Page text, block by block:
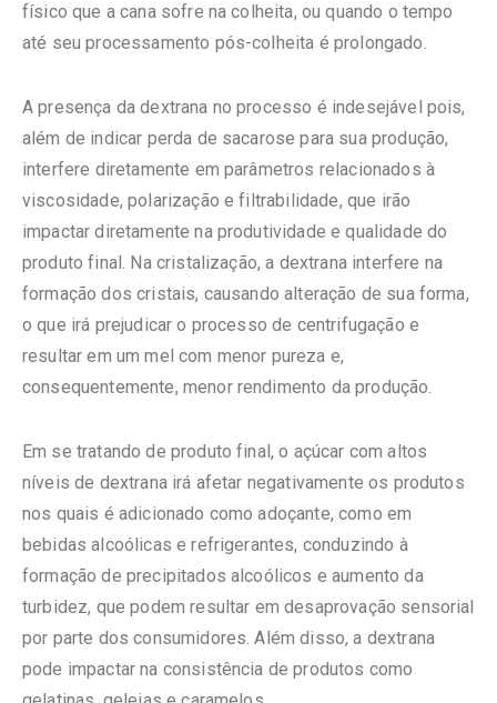
físico que a cana sofre na colheita, ou quando o tempo
até seu processamento pós-colheita é prolongado.
A presença da dextrana no processo é indesejável pois,
além de indicar perda de sacarose para sua produção,
interfere diretamente em parâmetros relacionados à
viscosidade, polarização e filtrabilidade, que irão
impactar diretamente na produtividade e qualidade do
produto final. Na cristalização, a dextrana interfere na
formação dos cristais, causando alteração de sua forma,
o que irá prejudicar o processo de centrifugação e
resultar em um mel com menor pureza e,
consequentemente, menor rendimento da produção.
Em se tratando de produto final, o açúcar com altos
níveis de dextrana irá afetar negativamente os produtos
nos quais é adicionado como adoçante, como em
bebidas alcoólicas e refrigerantes, conduzindo à
formação de precipitados alcoólicos e aumento da
turbidez, que podem resultar em desaprovação sensorial
por parte dos consumidores. Além disso, a dextrana
pode impactar na consistência de produtos como